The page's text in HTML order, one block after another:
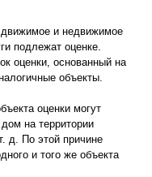
и недвижимое
подлежат оценке.
оценки, основанный на
объекты.
оценки могут
на территории
д. По этой причине
и того же объекта